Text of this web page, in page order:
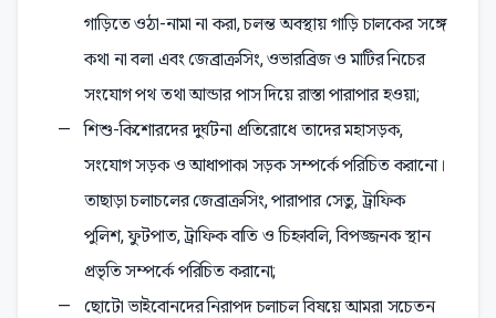
গাড়িতে ওঠা-নামা না করা, চলন্ত অবস্থায় গাড়ি চালকের সঙ্গে
কথা না বলা এবং জেব্রাক্রসিং, ওভারব্রিজ ও মাটির নিচের
সংযোগ পথ তথা আন্ডার পাস দিয়ে রাস্তা পারাপার হওয়া;
শিশু-কিশোরদের দুর্ঘটনা প্রতিরোধে তাদের মহাসড়ক,
সংযোগ সড়ক ও আধাপাকা সড়ক সম্পর্কে পরিচিত করানো।
তাছাড়া চলাচলের জেব্রাক্রসিং, পারাপার সেতু, ট্রাফিক
পুলিশ, ফুটপাত, ট্রাফিক বাতি ও চিহ্নাবলি, বিপজ্জনক স্থান
প্রভৃতি সম্পর্কে পরিচিত করানো;
ছোটো ভাইবোনদের নিরাপদ চলাচল বিষয়ে আমরা সচেতন